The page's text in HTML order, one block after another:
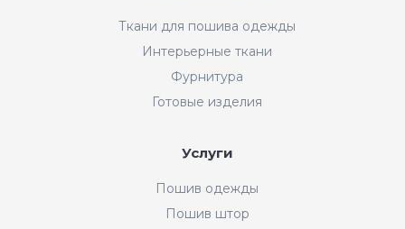
Ткани для пошива одежды
Интерьерные ткани
Фурнитура
Готовые изделия
Услуги
Пошив одежды
Пошив штор